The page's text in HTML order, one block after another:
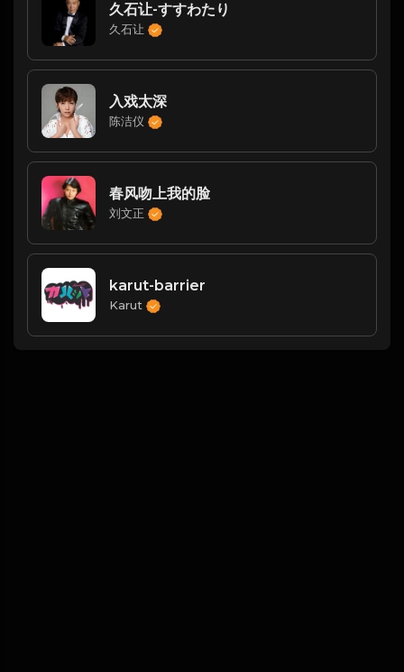
久石让-すすわたり
久石让
入戏太深
陈洁仪
春风吻上我的脸
刘文正
karut-barrier
Karut